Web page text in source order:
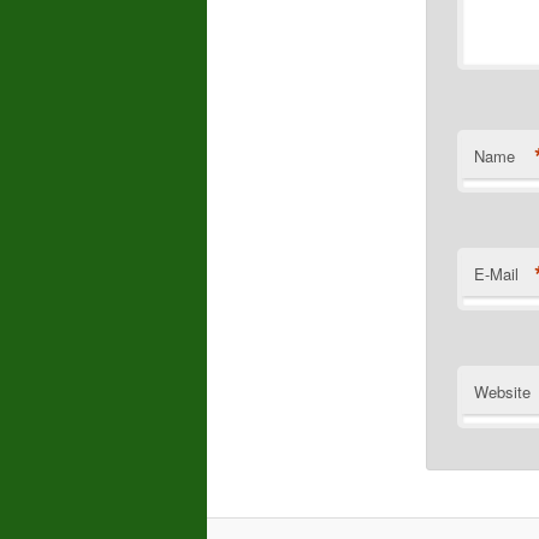
Name
E-Mail
Website